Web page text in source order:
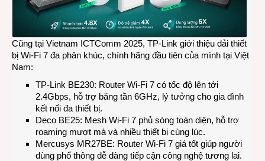
Cũng tại Vietnam ICTComm 2025, TP-Link giới thiệu dải thiết
bị Wi-Fi 7 đa phân khúc, chính hãng đầu tiên của mình tại Việt
Nam:
TP-Link BE230: Router Wi-Fi 7 có tốc độ lên tới
2.4Gbps, hỗ trợ băng tần 6GHz, lý tưởng cho gia đình
kết nối đa thiết bị.
Deco BE25: Mesh Wi-Fi 7 phủ sóng toàn diện, hỗ trợ
roaming mượt mà và nhiều thiết bị cùng lúc.
Mercusys MR27BE: Router Wi-Fi 7 giá tốt giúp người
dùng phổ thông dễ dàng tiếp cận công nghệ tương lai.